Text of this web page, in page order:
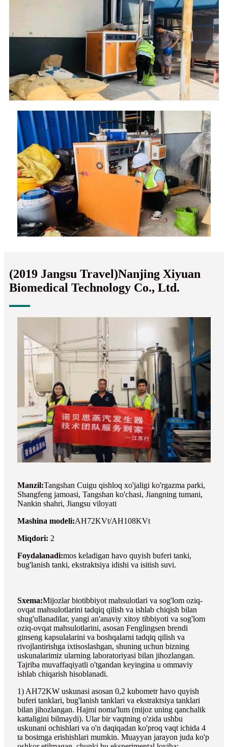
(2019 Jangsu Travel)Nanjing Xiyuan
Biomedical Technology Co., Ltd.
Manzil:Tangshan Cuigu qishloq xo'jaligi ko'rgazma parki,
Shangfeng jamoasi, Tangshan ko'chasi, Jiangning tumani,
Nankin shahri, Jiangsu viloyati
Mashina modeli:AH72KVt/AH108KVt
Miqdori: 2
Foydalanadi:mos keladigan havo quyish buferi tanki,
bug'lanish tanki, ekstraktsiya idishi va isitish suvi.
Sxema:Mijozlar biotibbiyot mahsulotlari va sog'lom oziq-
ovqat mahsulotlarini tadqiq qilish va ishlab chiqish bilan
shug'ullanadilar, yangi an'anaviy xitoy tibbiyoti va sog'lom
oziq-ovqat mahsulotlarini, asosan Fenglingsen brendi
ginseng kapsulalarini va boshqalarni tadqiq qilish va
rivojlantirishga ixtisoslashgan, shuning uchun bizning
uskunalarimiz ularning laboratoriyasi bilan jihozlangan.
Tajriba muvaffaqiyatli o'tgandan keyingina u ommaviy
ishlab chiqarish hisoblanadi.
1) AH72KW uskunasi asosan 0,2 kubometr havo quyish
buferi tanklari, bug'lanish tanklari va ekstraktsiya tanklari
bilan jihozlangan. Hajmi noma'lum (mijoz uning qanchalik
kattaligini bilmaydi). Ular bir vaqtning o'zida ushbu
uskunani ochishlari va o'n daqiqadan ko'proq vaqt ichida 4
ta bosimga erishishlari mumkin. Muayyan jarayon juda ko'p